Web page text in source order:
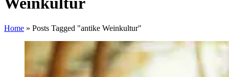
Home » Posts Tagged "antike Weinkultur"